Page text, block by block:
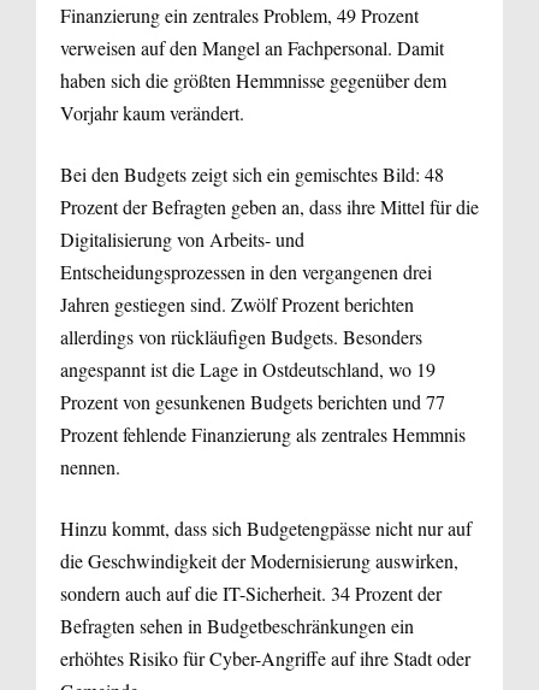
Finanzierung ein zentrales Problem, 49 Prozent
verweisen auf den Mangel an Fachpersonal. Damit
haben sich die größten Hemmnisse gegenüber dem
Vorjahr kaum verändert.
Bei den Budgets zeigt sich ein gemischtes Bild: 48
Prozent der Befragten geben an, dass ihre Mittel für die
Digitalisierung von Arbeits- und
Entscheidungsprozessen in den vergangenen drei
Jahren gestiegen sind. Zwölf Prozent berichten
allerdings von rückläufigen Budgets. Besonders
angespannt ist die Lage in Ostdeutschland, wo 19
Prozent von gesunkenen Budgets berichten und 77
Prozent fehlende Finanzierung als zentrales Hemmnis
nennen.
Hinzu kommt, dass sich Budgetengpässe nicht nur auf
die Geschwindigkeit der Modernisierung auswirken,
sondern auch auf die IT-Sicherheit. 34 Prozent der
Befragten sehen in Budgetbeschränkungen ein
erhöhtes Risiko für Cyber-Angriffe auf ihre Stadt oder